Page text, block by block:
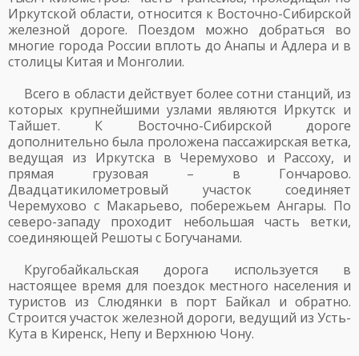
Иркутской области, относится к Восточно-Сибирской
железной дороге. Поездом можно добраться во
многие города России вплоть до Анапы и Адлера и в
столицы Китая и Монголии.
Всего в области действует более сотни станций, из
которых крупнейшими узлами являются Иркутск и
Тайшет. К Восточно-Сибирской дороге
дополнительно была проложена пассажирская ветка,
ведущая из Иркутска в Черемухово и Рассоху, и
прямая грузовая – в Гончарово.
Двадцатикилометровый участок соединяет
Черемухово с Макарьево, побережьем Ангары. По
северо-западу проходит небольшая часть ветки,
соединяющей Решоты с Богучанами.
Кругобайкальская дорога используется в
настоящее время для поездок местного населения и
туристов из Слюдянки в порт Байкал и обратно.
Строится участок железной дороги, ведущий из Усть-
Кута в Киренск, Непу и Верхнюю Чону.